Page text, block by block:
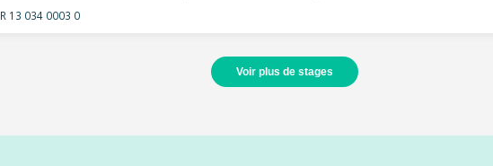
R 13 034 0003 0
Voir plus de stages